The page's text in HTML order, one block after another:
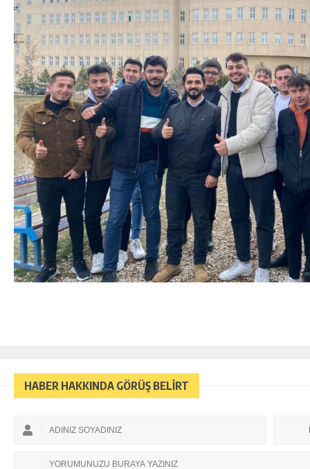
HABER HAKKINDA GÖRÜŞ BELİRT